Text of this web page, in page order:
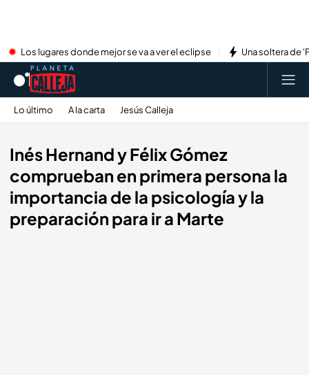
Los lugares donde mejor se va a ver el eclipse Una soltera de
Lo último A la carta Jesús Calleja
Inés Hernand y Félix Gómez
comprueban en primera persona la
importancia de la psicología y la
preparación para ir a Marte